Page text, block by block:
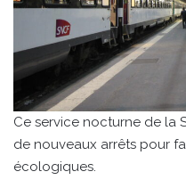
Ce service nocturne de la
de nouveaux arrêts pour
écologiques.